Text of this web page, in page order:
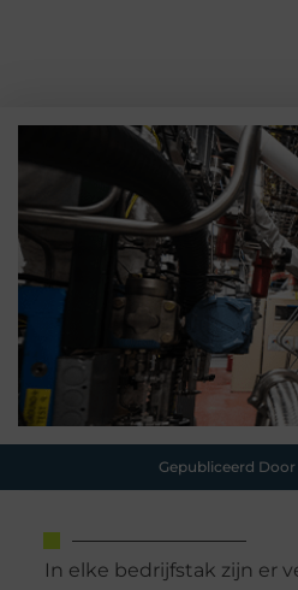
Gepubliceerd
In elke bedrijfstak zijn er